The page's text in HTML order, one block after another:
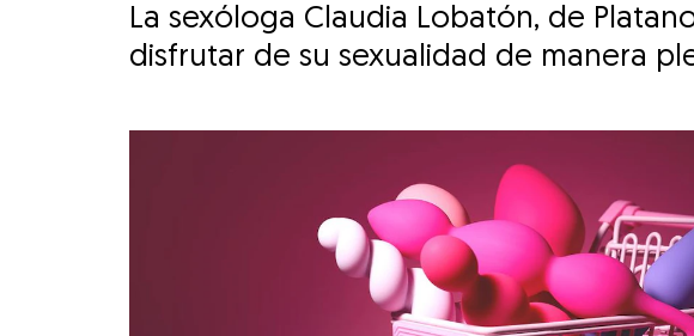
La sexóloga Claudia Lobatón, de
disfrutar de su sexualidad de manera